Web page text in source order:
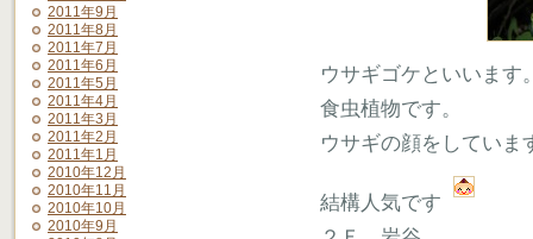
2011年9月
2011年8月
2011年7月
2011年6月
2011年5月
2011年4月
2011年3月
2011年2月
2011年1月
2010年12月
2010年11月
2010年10月
2010年9月
ウサギゴケといいます
食虫植物です。
ウサギの顔をしていま
結構人気です